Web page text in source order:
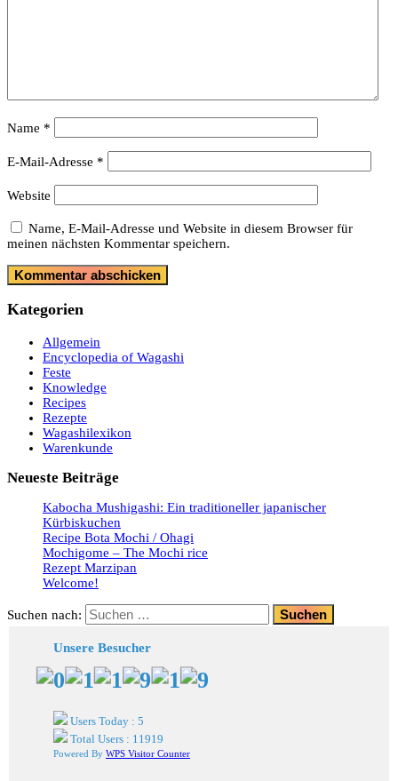
Name *
E-Mail-Adresse *
Website
Name, E-Mail-Adresse und Website in diesem Browser für
meinen nächsten Kommentar speichern.
Kategorien
Allgemein
Encyclopedia of Wagashi
Feste
Knowledge
Recipes
Rezepte
Wagashilexikon
Warenkunde
Neueste Beiträge
Kabocha Mushigashi: Ein traditioneller japanischer
Kürbiskuchen
Recipe Bota Mochi / Ohagi
Mochigome – The Mochi rice
Rezept Marzipan
Welcome!
Suchen nach:
Unsere Besucher
Users Today : 5
Total Users : 11919
Powered By WPS Visitor Counter